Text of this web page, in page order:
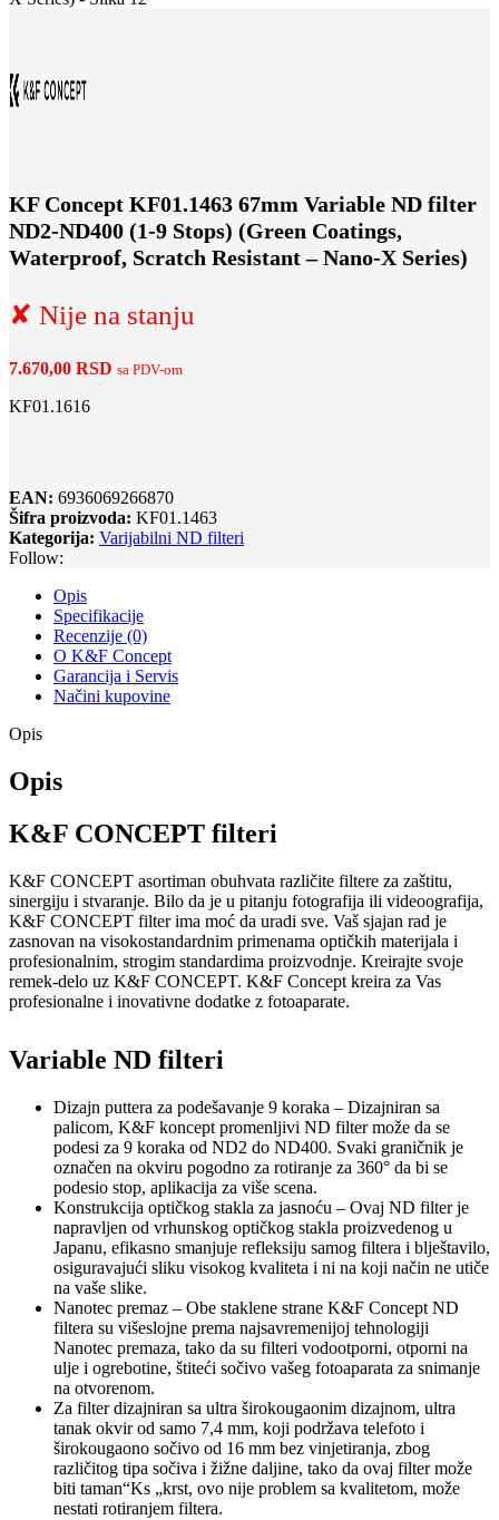
KF Concept KF01.1463 67mm Variable ND filter
ND2-ND400 (1-9 Stops) (Green Coatings,
Waterproof, Scratch Resistant – Nano-X Series)
✘ Nije na stanju
7.670,00 RSD sa PDV-om
KF01.1616
EAN: 6936069266870
Šifra proizvoda: KF01.1463
Kategorija: Varijabilni ND filteri
Follow:
Opis
Specifikacije
Recenzije (0)
O K&F Concept
Garancija i Servis
Načini kupovine
Opis
Opis
K&F CONCEPT filteri
K&F CONCEPT asortiman obuhvata različite filtere za zaštitu,
sinergiju i stvaranje. Bilo da je u pitanju fotografija ili videoografija,
K&F CONCEPT filter ima moć da uradi sve. Vaš sjajan rad je
zasnovan na visokostandardnim primenama optičkih materijala i
profesionalnim, strogim standardima proizvodnje. Kreirajte svoje
remek-delo uz K&F CONCEPT. K&F Concept kreira za Vas
profesionalne i inovativne dodatke z fotoaparate.
Variable ND filteri
Dizajn puttera za podešavanje 9 koraka – Dizajniran sa
palicom, K&F koncept promenljivi ND filter može da se
podesi za 9 koraka od ND2 do ND400. Svaki graničnik je
označen na okviru pogodno za rotiranje za 360° da bi se
podesio stop, aplikacija za više scena.
Konstrukcija optičkog stakla za jasnoću – Ovaj ND filter je
napravljen od vrhunskog optičkog stakla proizvedenog u
Japanu, efikasno smanjuje refleksiju samog filtera i blještavilo,
osiguravajući sliku visokog kvaliteta i ni na koji način ne utiče
na vaše slike.
Nanotec premaz – Obe staklene strane K&F Concept ND
filtera su višeslojne prema najsavremenijoj tehnologiji
Nanotec premaza, tako da su filteri vodootporni, otporni na
ulje i ogrebotine, štiteći sočivo vašeg fotoaparata za snimanje
na otvorenom.
Za filter dizajniran sa ultra širokougaonim dizajnom, ultra
tanak okvir od samo 7,4 mm, koji podržava telefoto i
širokougaono sočivo od 16 mm bez vinjetiranja, zbog
različitog tipa sočiva i žižne daljine, tako da ovaj filter može
biti taman“Ks „krst, ovo nije problem sa kvalitetom, može
nestati rotiranjem filtera.